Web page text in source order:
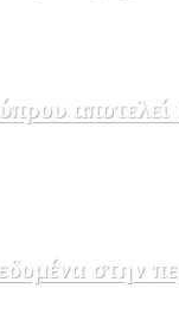
στην